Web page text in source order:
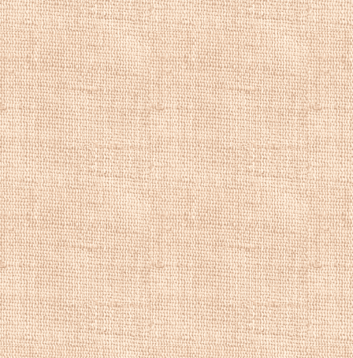
вод и побережий.
много известных
Некоторые из
сцены
году, чтобы
КартиныБлаша
Шотландии,
С 1863 годаБлаш
продолжал
выставил более
награжден
наградой
названа в честь
известного как